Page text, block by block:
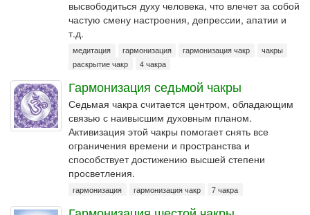
высвободиться духу человека, что влечет за собой
частую смену настроения, депрессии, апатии и
т.д.
медитация гармонизация гармонизация чакр
чакры
раскрытие чакр
4 чакра
Гармонизация седьмой чакры
Седьмая чакра считается центром, обладающим
связью с наивысшим духовным планом.
Активизация этой чакры помогает снять все
ограничения времени и пространства и
способствует достижению высшей степени
просветления.
гармонизация гармонизация чакр 7 чакра